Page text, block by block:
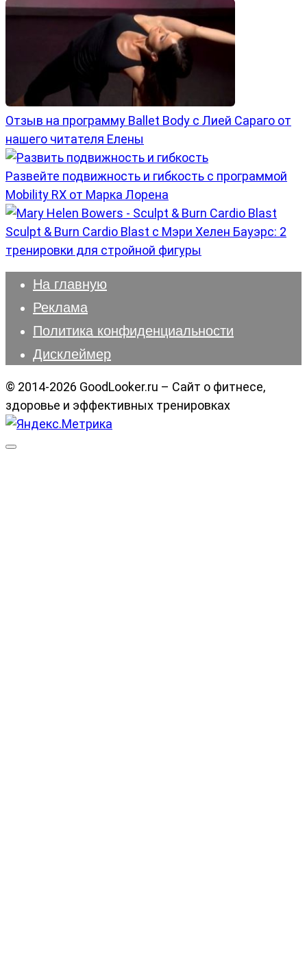
Отзыв на программу Ballet Body с Лией Сараго от
нашего читателя Елены
Развейте подвижность и гибкость с программой
Mobility RX от Марка Лорена
Sculpt & Burn Cardio Blast с Мэри Хелен Бауэрс: 2
тренировки для стройной фигуры
На главную
Реклама
Политика конфиденциальности
Дисклеймер
© 2014-2026 GoodLooker.ru – Сайт о фитнесе,
здоровье и эффективных тренировках